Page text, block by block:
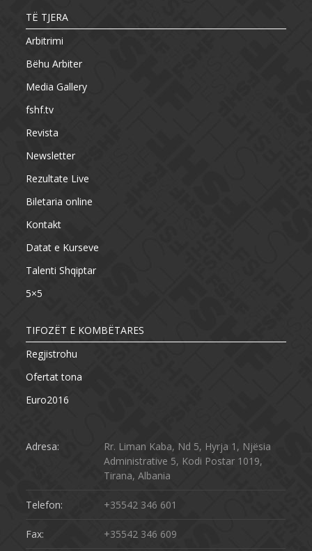
TË TJERA
Arbitrimi
Bëhu Arbiter
Media Gallery
fshf.tv
Revista
Newsletter
Rezultate Live
Biletaria online
Kontakt
Datat e Kurseve
Talenti Shqiptar
5×5
TIFOZËT E KOMBËTARES
Regjistrohu
Ofertat tona
Euro2016
Adresa:
Rr. Liman Kaba, Nd 5, Hyrja 1, Njësia
Administrative 5, Kodi Postar 1019,
Tirana, Albania
Telefon: +35542 346 601
Fax: +35542 346 609